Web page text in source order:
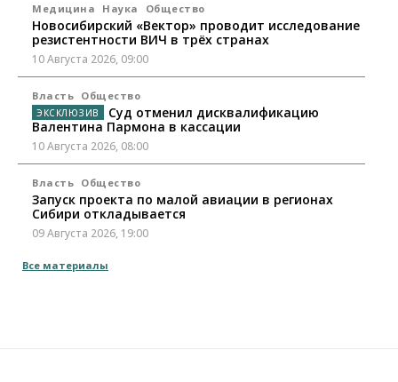
Медицина Наука Общество
Новосибирский «Вектор» проводит исследование
резистентности ВИЧ в трёх странах
10 Августа 2026, 09:00
Власть Общество
Суд отменил дисквалификацию
Валентина Пармона в кассации
10 Августа 2026, 08:00
Власть Общество
Запуск проекта по малой авиации в регионах
Сибири откладывается
09 Августа 2026, 19:00
Бизнес Недвижимость
Все материалы